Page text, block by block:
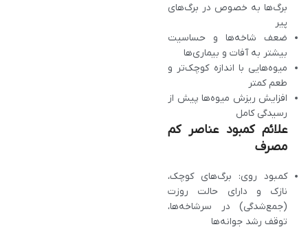
برگ‌ها به خصوص در برگ‌های
پیر
ضعف شاخه‌ها و حساسیت
بیشتر به آفات و بیماری‌ها
میوه‌هایی با اندازه کوچک‌تر و
طعم کمتر
افزایش ریزش میوه‌ها پیش از
رسیدگی کامل
علائم کمبود عناصر کم
مصرف
کمبود روی: برگ‌های کوچک،
نازک و دارای حالت روزت
(جمع‌شدگی) در سرشاخه‌ها،
توقف رشد جوانه‌ها